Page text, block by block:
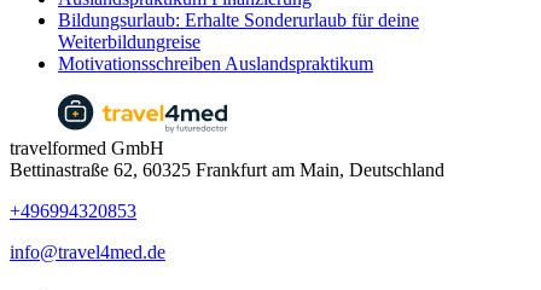
Bildungsurlaub: Erhalte Sonderurlaub für deine
Weiterbildungreise
​​Motivationsschreiben Auslandspraktikum
travelformed GmbH
Bettinastraße 62, 60325 Frankfurt am Main, Deutschland
+496994320853
info@travel4med.de